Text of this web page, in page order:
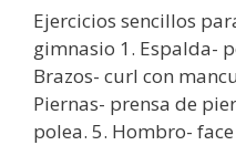
Ejercicios sencillos
gimnasio 1. Espalda-
Brazos- curl con
Piernas- prensa de
polea. 5. Hombro-